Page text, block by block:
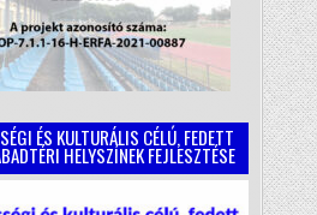
ÉS KULTURÁLIS CÉLÚ, FEDETT
HELYSZÍNEK FEJLESZTÉSE